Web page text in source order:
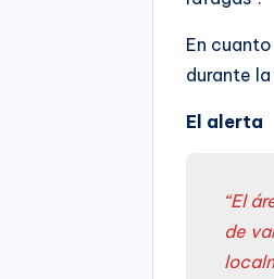
En
durante
El alerta
“El
de